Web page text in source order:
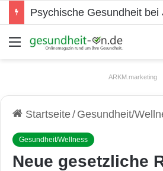
Psychische Gesundheit bei
Menü
ARKM.marketing
Startseite/ Gesundheit/
Gesundheit/Wellness
Neue gesetzliche